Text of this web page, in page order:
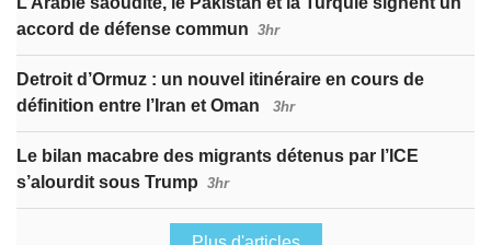
accord de défense commun 3hr
Detroit d’Ormuz : un nouvel itinéraire en cours de
définition entre l’Iran et Oman
3hr
Le bilan macabre des migrants détenus par l’ICE
s’alourdit sous Trump 3hr